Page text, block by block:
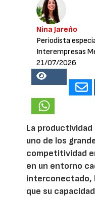
Nina Jareño
Periodista
Interempresas
21/07/2026
17208
La
uno de los
competitividad
en un entorno
interconectado,
que su